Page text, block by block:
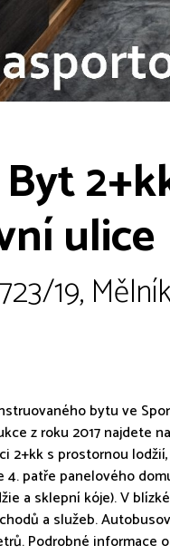
ulice
19,
bytu ve
z roku 2017 najdete
2+kk s prostornou
4. patře panelového
a sklepní kóje). V
a služeb.
Podrobné informace